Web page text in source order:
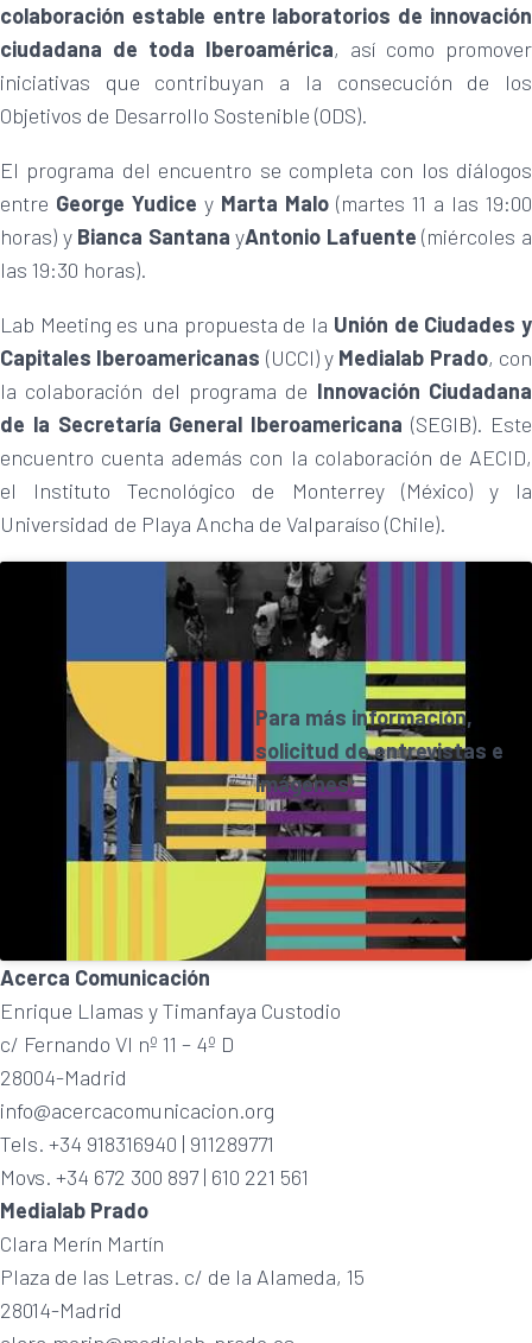
colaboración estable entre laboratorios de innovación
ciudadana de toda Iberoamérica, así como promover
iniciativas que contribuyan a la consecución de los
Objetivos de Desarrollo Sostenible (ODS).
El programa del encuentro se completa con los diálogos
entre George Yudice y Marta Malo (martes 11 a las 19:00
horas) y Bianca Santana yAntonio Lafuente(miércoles a
las 19:30 horas).
Lab Meeting es una propuesta de la Unión de Ciudades y
Capitales Iberoamericanas (UCCI) y Medialab Prado, con
la colaboración del programa de Innovación Ciudadana
de la Secretaría General Iberoamericana(SEGIB). Este
encuentro cuenta además con la colaboración de AECID,
el Instituto Tecnológico de Monterrey (México) y la
Universidad de Playa Ancha de Valparaíso (Chile).
Para más información,
solicitud de entrevistas e
imágenes:
Acerca Comunicación
Enrique Llamas y Timanfaya Custodio
c/ Fernando VI nº 11 – 4º D
28004-Madrid
info@acercacomunicacion.org
Tels. +34 918316940 | 911289771
Movs. +34 672 300 897 | 610 221 561
Medialab Prado
Clara Merín Martín
Plaza de las Letras. c/ de la Alameda, 15
28014-Madrid